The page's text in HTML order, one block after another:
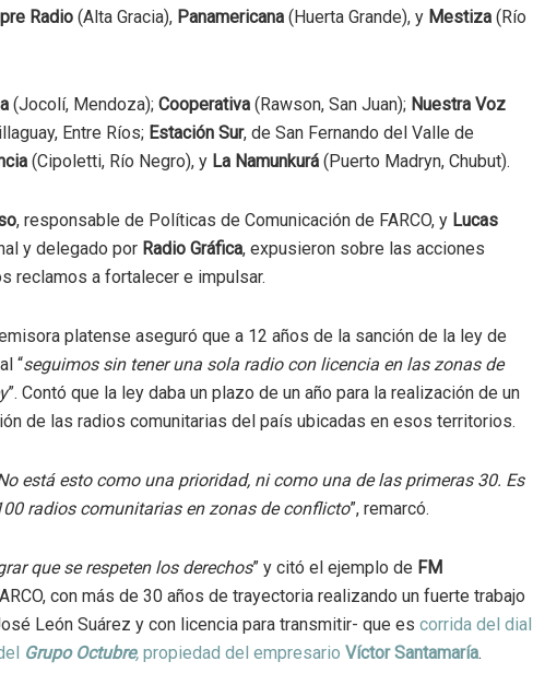
Radio (Alta Gracia), Panamericana (Huerta Grande), y Mestiza (Río
(Jocolí, Mendoza); Cooperativa (Rawson, San Juan); Nuestra Voz
Entre Ríos; Estación Sur, de San Fernando del Valle de
(Cipoletti, Río Negro), y La Namunkurá (Puerto Madryn, Chubut).
, responsable de Políticas de Comunicación de FARCO, y Lucas
y delegado por Radio Gráfica, expusieron sobre las acciones
reclamos a fortalecer e impulsar.
platense aseguró que a 12 años de la sanción de la ley de
“seguimos sin tener una sola radio con licencia en las zonas de
”. Contó que la ley daba un plazo de un año para la realización de un
de las radios comunitarias del país ubicadas en esos territorios.
está esto como una prioridad, ni como una de las primeras 30. Es
radios comunitarias en zonas de conflicto”, remarcó.
que se respeten los derechos” y citó el ejemplo de FM
con más de 30 años de trayectoria realizando un fuerte trabajo
León Suárez y con licencia para transmitir- que es corrida del dial
Grupo Octubre, propiedad del empresario Víctor Santamaría.